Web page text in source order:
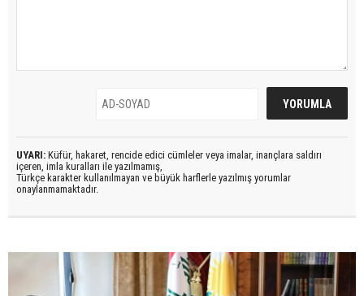
UYARI: Küfür, hakaret, rencide edici cümleler veya imalar, inançlara saldırı
içeren, imla kuralları ile yazılmamış,
Türkçe karakter kullanılmayan ve büyük harflerle yazılmış yorumlar
onaylanmamaktadır.